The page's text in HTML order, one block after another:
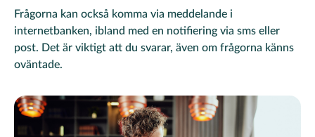
Frågorna kan också komma via meddelande i
internetbanken, ibland med en notifiering via sms eller
post. Det är viktigt att du svarar, även om frågorna känns
oväntade.